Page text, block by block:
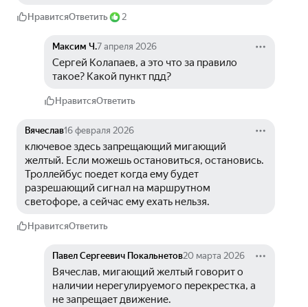
НравитсяОтветить 2
Максим Ч.7 апреля 2026
Сергей Колапаев, а это что за правило
такое? Какой пункт пдд?
НравитсяОтветить
Вячеслав16 февраля 2026
ключевое здесь запрещающий мигающий
желтый. Если можешь остановиться, остановись.
Троллейбус поедет когда ему будет
разрешающий сигнал на маршрутном
светофоре, а сейчас ему ехать нельзя.
НравитсяОтветить
Павел Сергеевич Покальнетов20 марта 2026
Вячеслав, мигающий желтый говорит о
наличии нерегулируемого перекрестка, а
не запрещает движение.